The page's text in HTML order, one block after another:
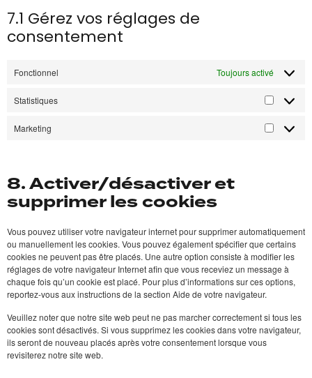
7.1 Gérez vos réglages de
consentement
Fonctionnel Toujours activé
Statistiques
Marketing
8. Activer/désactiver et
supprimer les cookies
Vous pouvez utiliser votre navigateur internet pour supprimer automatiquement
ou manuellement les cookies. Vous pouvez également spécifier que certains
cookies ne peuvent pas être placés. Une autre option consiste à modifier les
réglages de votre navigateur Internet afin que vous receviez un message à
chaque fois qu’un cookie est placé. Pour plus d’informations sur ces options,
reportez-vous aux instructions de la section Aide de votre navigateur.
Veuillez noter que notre site web peut ne pas marcher correctement si tous les
cookies sont désactivés. Si vous supprimez les cookies dans votre navigateur,
ils seront de nouveau placés après votre consentement lorsque vous
revisiterez notre site web.